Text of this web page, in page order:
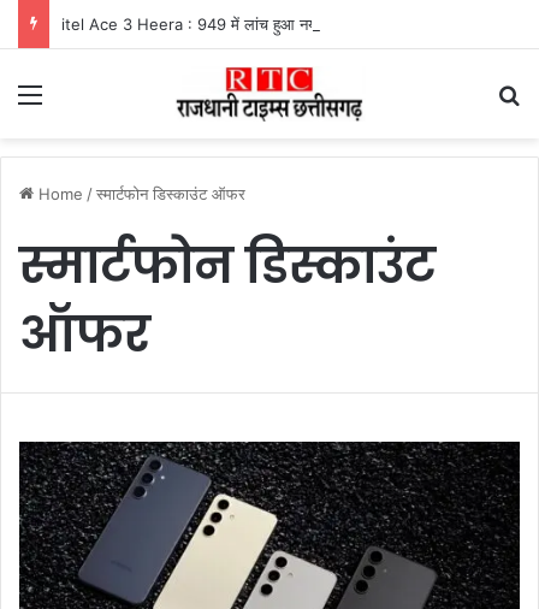
Menu
Home /स्मार्टफोन डिस्काउंट ऑफर
स्मार्टफोन डिस्काउंट
ऑफर